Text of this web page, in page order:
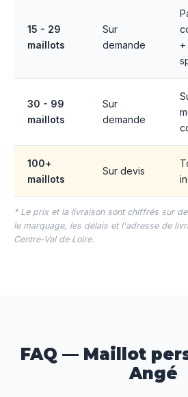
15 - 29
maillots
Sur
demande
+
30 - 99
maillots
Sur
demande
100+
maillots
Sur devis
* Le prix et la livraison sont chiffrés sur
le marquage, les délais et l'adresse de
Centre-Val de Loire.
FAQ — Maillot
Angé